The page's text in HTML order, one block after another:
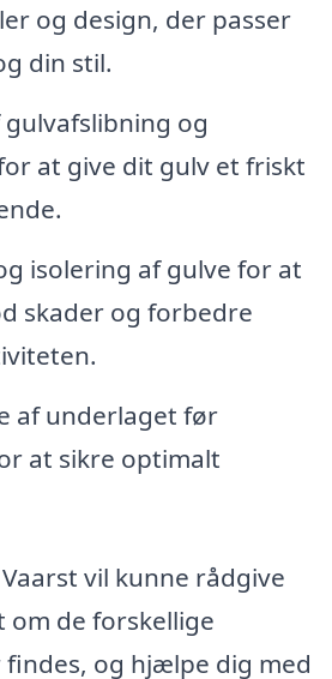
og design, der passer
din stil.
og
at give dit gulv et friskt
isolering af gulve for at
skader og forbedre
af underlaget før
at sikre optimalt
vil kunne rådgive
om de forskellige
og hjælpe dig med